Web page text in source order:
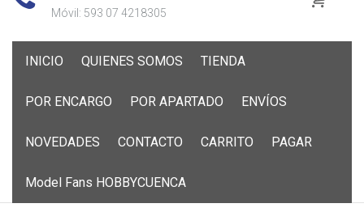
Móvil: 593 07 4218305
INICIO QUIENES SOMOS TIENDA
POR ENCARGO POR APARTADO ENVÍOS
NOVEDADES CONTACTO CARRITO PAGAR
Model Fans HOBBYCUENCA